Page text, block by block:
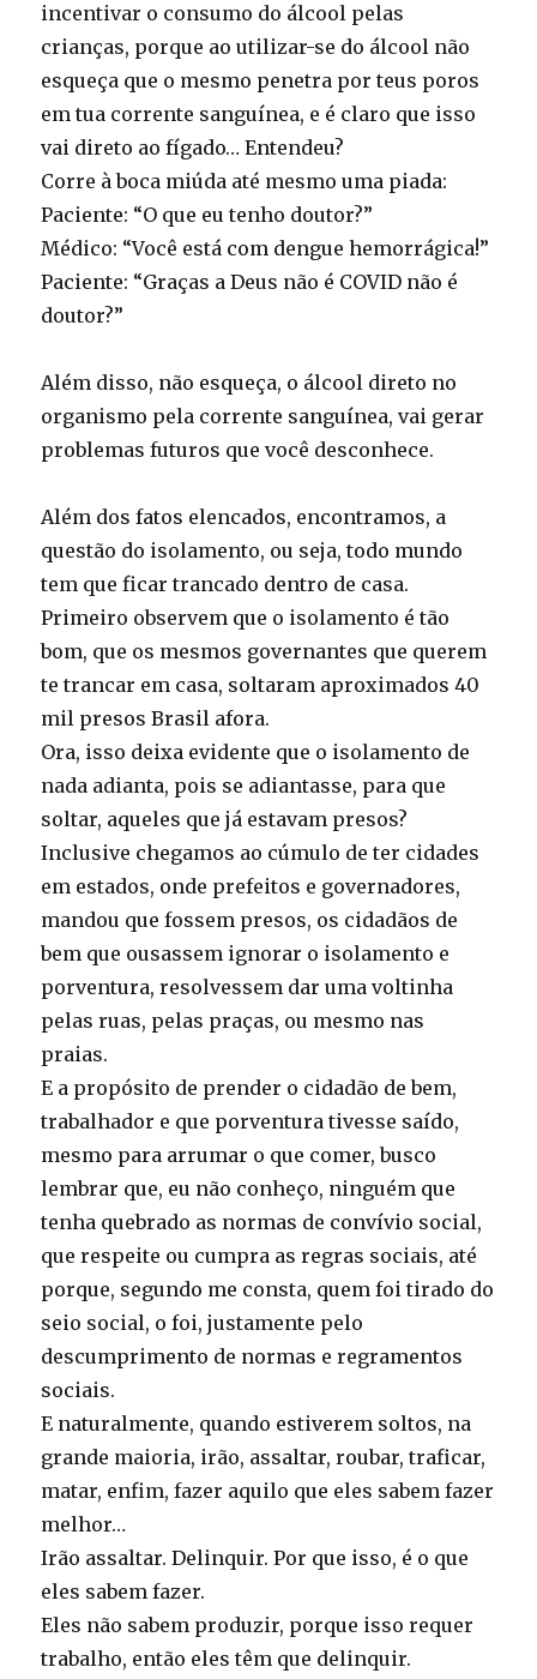
incentivar o consumo do álcool pelas
crianças, porque ao utilizar-se do álcool não
esqueça que o mesmo penetra por teus poros
em tua corrente sanguínea, e é claro que isso
vai direto ao fígado… Entendeu?
Corre à boca miúda até mesmo uma piada:
Paciente: “O que eu tenho doutor?”
Médico: “Você está com dengue hemorrágica!”
Paciente: “Graças a Deus não é COVID não é
doutor?”
Além disso, não esqueça, o álcool direto no
organismo pela corrente sanguínea, vai gerar
problemas futuros que você desconhece.
Além dos fatos elencados, encontramos, a
questão do isolamento, ou seja, todo mundo
tem que ficar trancado dentro de casa.
Primeiro observem que o isolamento é tão
bom, que os mesmos governantes que querem
te trancar em casa, soltaram aproximados 40
mil presos Brasil afora.
Ora, isso deixa evidente que o isolamento de
nada adianta, pois se adiantasse, para que
soltar, aqueles que já estavam presos?
Inclusive chegamos ao cúmulo de ter cidades
em estados, onde prefeitos e governadores,
mandou que fossem presos, os cidadãos de
bem que ousassem ignorar o isolamento e
porventura, resolvessem dar uma voltinha
pelas ruas, pelas praças, ou mesmo nas
praias.
E a propósito de prender o cidadão de bem,
trabalhador e que porventura tivesse saído,
mesmo para arrumar o que comer, busco
lembrar que, eu não conheço, ninguém que
tenha quebrado as normas de convívio social,
que respeite ou cumpra as regras sociais, até
porque, segundo me consta, quem foi tirado do
seio social, o foi, justamente pelo
descumprimento de normas e regramentos
sociais.
E naturalmente, quando estiverem soltos, na
grande maioria, irão, assaltar, roubar, traficar,
matar, enfim, fazer aquilo que eles sabem fazer
melhor…
Irão assaltar. Delinquir. Por que isso, é o que
eles sabem fazer.
Eles não sabem produzir, porque isso requer
trabalho, então eles têm que delinquir.